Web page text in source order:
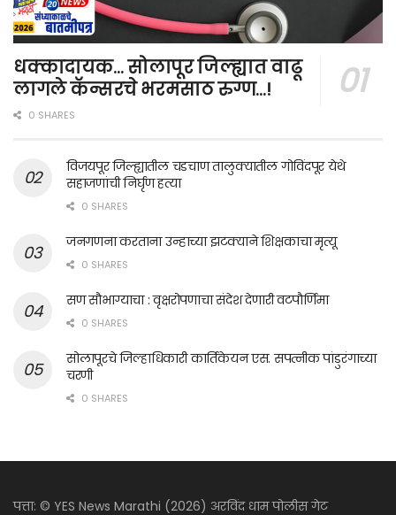
धक्कादायक… सोलापूर जिल्ह्यात वाढू
लागले कॅन्सरचे भरमसाठ रुग्ण…!
0 SHARES
विजयपूर जिल्ह्यातील चडचाण तालुक्यातील गोविंदपूर येथे
सहाजणांची निर्घृण हत्या
0 SHARES
जनगणना करताना उन्हाच्या झटक्याने शिक्षकाचा मृत्यू
0 SHARES
सण सौभाग्याचा : वृक्षरोपणाचा संदेश देणारी वटपौर्णिमा
0 SHARES
सोलापूरचे जिल्हाधिकारी कार्तिकेयन एस. सपत्नीक पांडुरंगाच्या
चरणी
0 SHARES
पत्ता: © YES News Marathi (2026) अरविंद धाम पोलीस गेट